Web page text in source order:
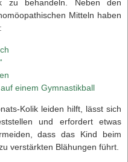
zu behandeln. Neben den
Mitteln haben
einem Gymnastikball
Kolik leiden hilft, lässt sich
und erfordert etwas
dass das Kind beim
verstärkten Blähungen führt.